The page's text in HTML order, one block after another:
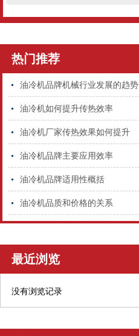
热门推荐
油冷机品牌机械行业发展的趋势
油冷机如何提升传热效率
油冷机厂家传热效果如何提升
油冷机品牌主要应用效率
油冷机品牌适用性概括
油冷机品质和价格的关系
最近浏览
没有浏览记录